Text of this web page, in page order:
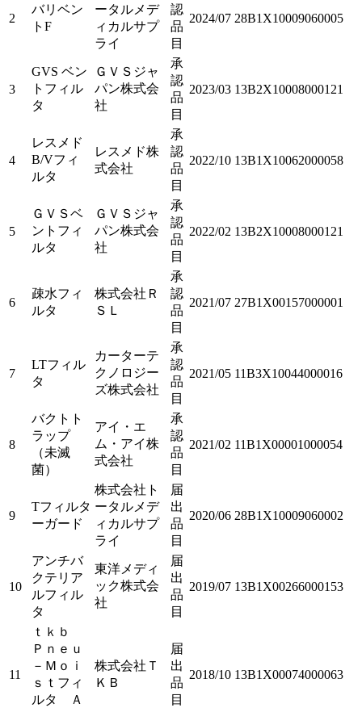
2
バリベン
トF
ータルメデ
ィカルサプ
ライ
認
品
目
2024/07 28B1X10009060005
3
GVS ベン
トフィル
タ
ＧＶＳジャ
パン株式会
社
承
認
品
目
2023/03 13B2X10008000121
4
レスメド
B/Vフィ
ルタ
レスメド株
式会社
承
認
品
目
2022/10 13B1X10062000058
5
ＧＶＳベ
ントフィ
ルタ
ＧＶＳジャ
パン株式会
社
承
認
品
目
2022/02 13B2X10008000121
6
疎水フィ
ルタ
株式会社Ｒ
ＳＬ
承
認
品
目
2021/07 27B1X00157000001
7
LTフィル
タ
カーターテ
クノロジー
ズ株式会社
承
認
品
目
2021/05 11B3X10044000016
8
バクトト
ラップ
（未滅
菌）
アイ・エ
ム・アイ株
式会社
承
認
品
目
2021/02 11B1X00001000054
9
Tフィルタ
ーガード
株式会社ト
ータルメデ
ィカルサプ
ライ
届
出
品
目
2020/06 28B1X10009060002
10
アンチバ
クテリア
ルフィル
タ
東洋メディ
ック株式会
社
届
出
品
目
2019/07 13B1X00266000153
11
ｔｋｂ
Ｐｎｅｕ
－Ｍｏｉ
ｓｔフィ
ルタ Ａ
株式会社Ｔ
ＫＢ
届
出
品
目
2018/10 13B1X00074000063